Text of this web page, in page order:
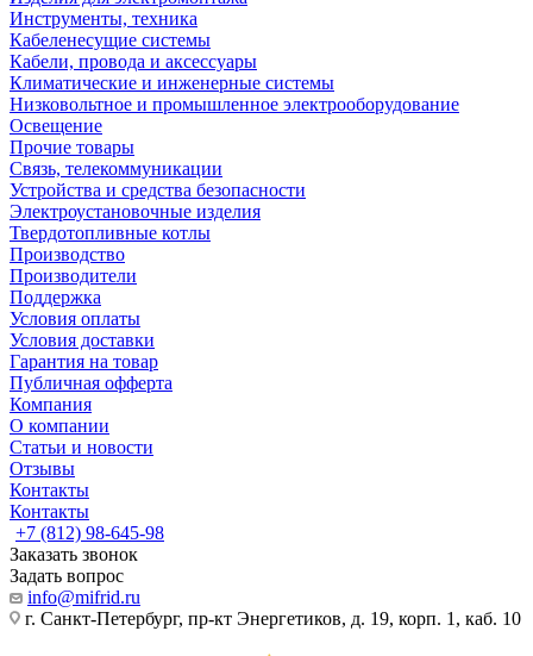
Инструменты, техника
Кабеленесущие системы
Кабели, провода и аксессуары
Климатические и инженерные системы
Низковольтное и промышленное электрооборудование
Освещение
Прочие товары
Связь, телекоммуникации
Устройства и средства безопасности
Электроустановочные изделия
Твердотопливные котлы
Производство
Производители
Поддержка
Условия оплаты
Условия доставки
Гарантия на товар
Публичная офферта
Компания
О компании
Статьи и новости
Отзывы
Контакты
Контакты
+7 (812) 98-645-98
Заказать звонок
Задать вопрос
info@mifrid.ru
г. Санкт-Петербург, пр-кт Энергетиков, д. 19, корп. 1, каб. 10